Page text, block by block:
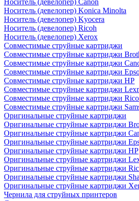
Носитель (девелопер) Canon
Носитель (девелопер) Konica Minolta
Носитель (девелопер) Kyocera
Носитель (девелопер) Ricoh
Носитель (девелопер) Xerox
Совместимые струйные картриджи
Совместимые струйные картриджи
Совместимые струйные картриджи
Совместимые струйные картриджи
Совместимые струйные картриджи HP
Совместимые струйные картриджи
Совместимые струйные картриджи
Совместимые струйные картриджи
Оригинальные струйные картриджи
Оригинальные струйные картриджи
Оригинальные струйные картриджи
Оригинальные струйные картриджи
Оригинальные струйные картриджи HP
Оригинальные струйные картриджи
Оригинальные струйные картриджи
Оригинальные струйные картриджи
Оригинальные струйные картриджи
Чернила для струйных принтеров